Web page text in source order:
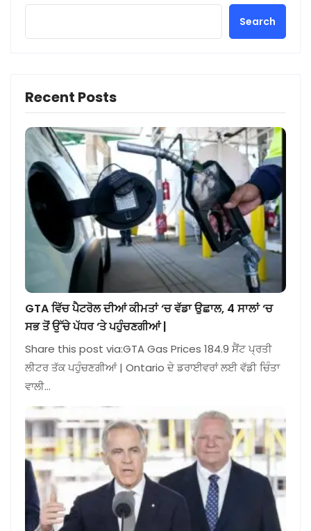
Search
Recent Posts
GTA ਵਿੱਚ ਪੈਟਰੋਲ ਦੀਆਂ ਕੀਮਤਾਂ ‘ਚ ਵੱਡਾ ਉਛਾਲ, 4 ਸਾਲਾਂ ‘ਚ
ਸਭ ਤੋਂ ਉੱਚੇ ਪੱਧਰ ‘ਤੇ ਪਹੁੰਚਣਗੀਆਂ |
Share this post via:GTA Gas Prices 184.9 ਸੈਂਟ ਪ੍ਰਤੀ
ਲੀਟਰ ਤੱਕ ਪਹੁੰਚਣਗੀਆਂ | Ontario ਦੇ ਡਰਾਈਵਰਾਂ ਲਈ ਵੱਡੀ ਚਿੰਤਾ
ਵਾਲੀ…